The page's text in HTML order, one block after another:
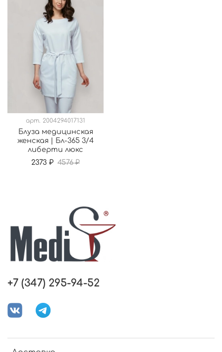
арт. 2004294017131
Блуза медицинская
женская | Бл-365 3/4
либерти люкс
2373 ₽ 4576 ₽
+7 (347) 295-94-52